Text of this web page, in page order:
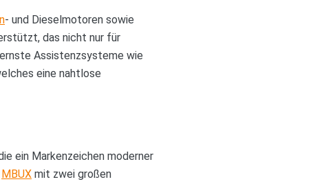
- und Dieselmotoren sowie
das nicht nur für
Assistenzsysteme wie
eine nahtlose
ein Markenzeichen moderner
MBUX mit zwei großen